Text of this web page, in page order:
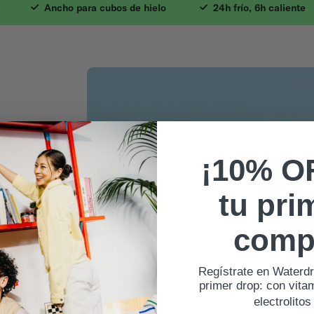
2.
Ancho para cubos de hielo 24h frío, 6h caliente
¡10%
tu
Regístrate en
primer drop: con
electrolitos